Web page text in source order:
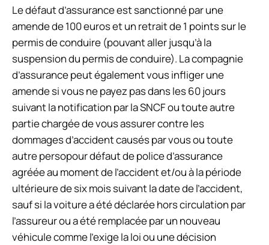
Le défaut d’assurance est sanctionné par une
amende de 100 euros et un retrait de 1 points sur le
permis de conduire (pouvant aller jusqu’à la
suspension du permis de conduire). La compagnie
d’assurance peut également vous infliger une
amende si vous ne payez pas dans les 60 jours
suivant la notification par la SNCF ou toute autre
partie chargée de vous assurer contre les
dommages d’accident causés par vous ou toute
autre persopour défaut de police d’assurance
agréée au moment de l’accident et/ou à la période
ultérieure de six mois suivant la date de l’accident,
sauf si la voiture a été déclarée hors circulation par
l’assureur ou a été remplacée par un nouveau
véhicule comme l’exige la loi ou une décision